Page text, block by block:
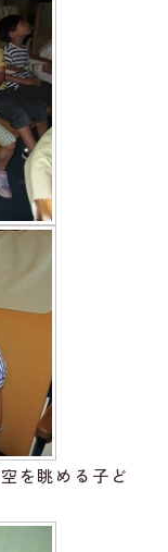
を眺める子ど